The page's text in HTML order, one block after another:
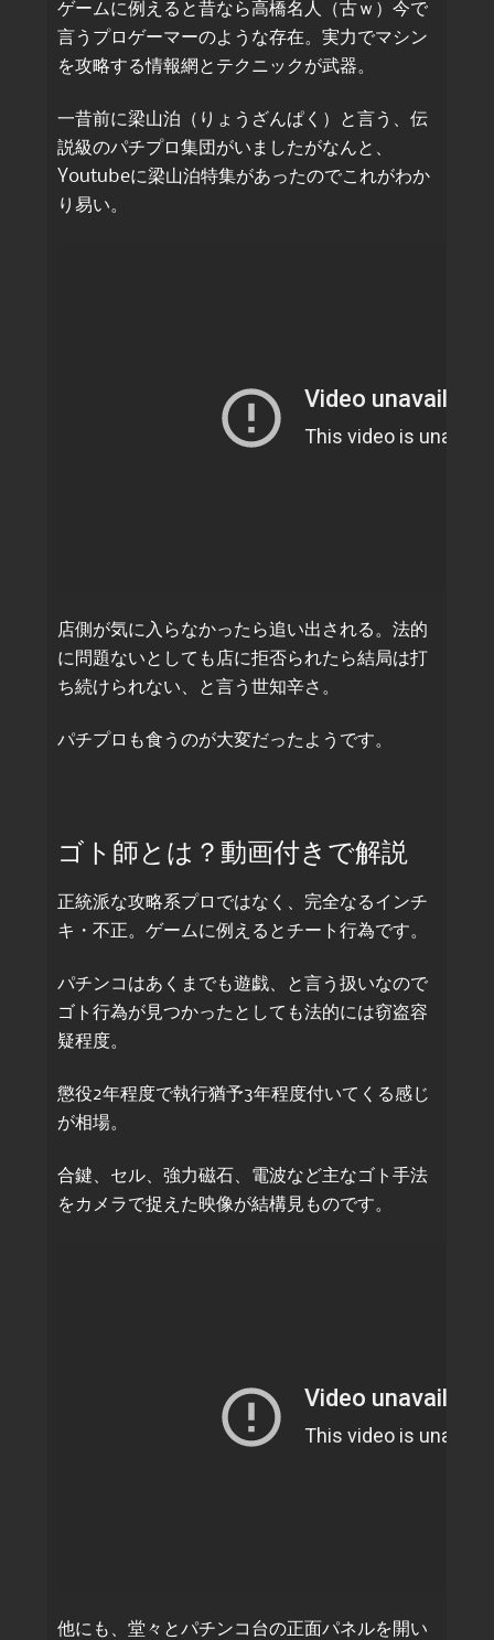
ゲームに例えると昔なら高橋名人（古ｗ）今で
言うプロゲーマーのような存在。実力でマシン
を攻略する情報網とテクニックが武器。
一昔前に梁山泊（りょうざんぱく）と言う、伝
説級のパチプロ集団がいましたがなんと、
Youtubeに梁山泊特集があったのでこれがわか
り易い。
店側が気に入らなかったら追い出される。法的
に問題ないとしても店に拒否られたら結局は打
ち続けられない、と言う世知辛さ。
パチプロも食うのが大変だったようです。
ゴト師とは？動画付きで解説
正統派な攻略系プロではなく、完全なるインチ
キ・不正。ゲームに例えるとチート行為です。
パチンコはあくまでも遊戯、と言う扱いなので
ゴト行為が見つかったとしても法的には窃盗容
疑程度。
懲役2年程度で執行猶予3年程度付いてくる感じ
が相場。
合鍵、セル、強力磁石、電波など主なゴト手法
をカメラで捉えた映像が結構見ものです。
他にも、堂々とパチンコ台の正面パネルを開い